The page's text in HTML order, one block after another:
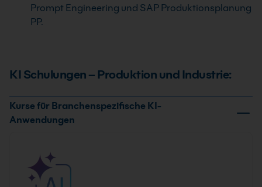
Prompt Engineering und SAP Produktionsplanung
PP.
KI Schulungen – Produktion und Industrie:
Kurse für Branchenspezifische KI-
Anwendungen